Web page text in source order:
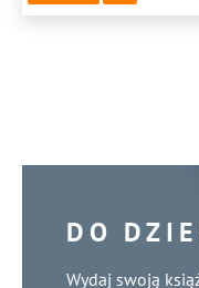
DO
Wydaj swoją